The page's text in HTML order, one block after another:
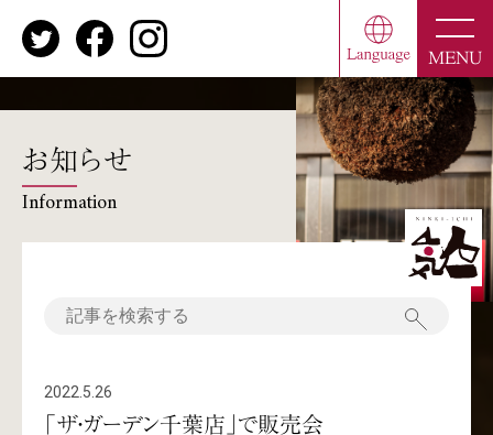
MENU
お知らせ
Information
2022.5.26
「ザ・ガーデン千葉店」で販売会